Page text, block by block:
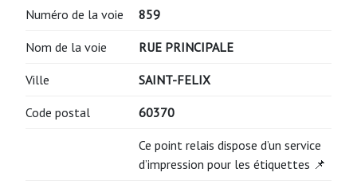
Numéro de la voie 859
Nom de la voie RUE PRINCIPALE
Ville SAINT-FELIX
Code postal 60370
Ce point relais dispose d’un service
d’impression pour les étiquettes 📌